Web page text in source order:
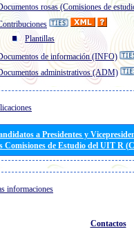
rosas (Comisiones de
Plantillas
de información (INFO)
administrativos (ADM)
a Presidentes y
Comisiones de Estudio del UIT R
informaciones
Contactos